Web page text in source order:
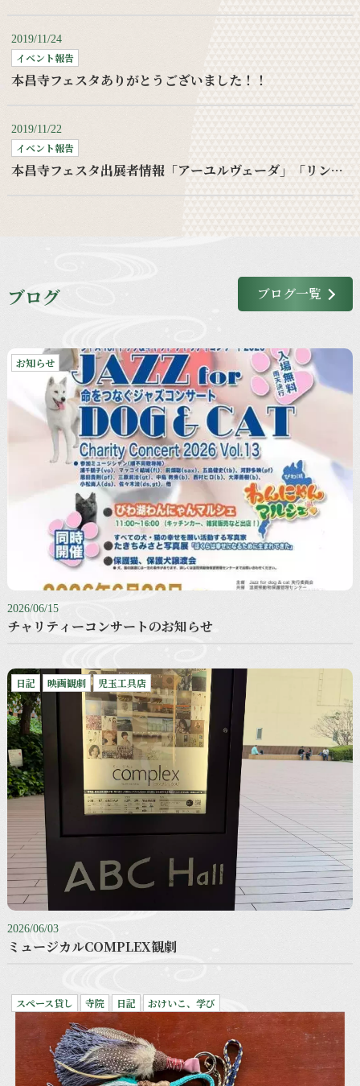
2019/11/24
イベント報告
本昌寺フェスタありがとうございました！！
2019/11/22
イベント報告
本昌寺フェスタ出展者情報「アーユルヴェーダ」「リンパケア」
ブログ ブログ一覧
お知らせ
2026/06/15
チャリティーコンサートのお知らせ
日記 映画観劇 児玉工具店
2026/06/03
ミュージカルCOMPLEX観劇
スペース貸し 寺院 日記 おけいこ、学び